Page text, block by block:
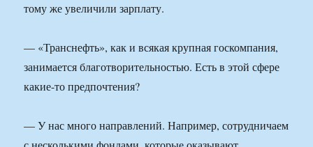
тому же увеличили зарплату.
— «Транснефть», как и всякая крупная госкомпания,
занимается благотворительностью. Есть в этой сфере
какие-то предпочтения?
— У нас много направлений. Например, сотрудничаем